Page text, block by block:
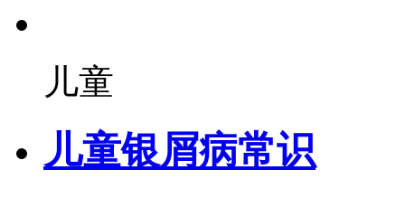
儿童
儿童银屑病常识